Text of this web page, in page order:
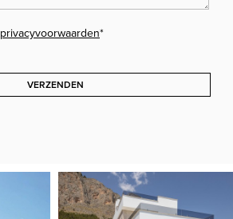
privacyvoorwaarden*
VERZENDEN